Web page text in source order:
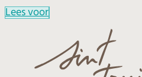
Naar inhoud
Lees voor
Sint-Truiden